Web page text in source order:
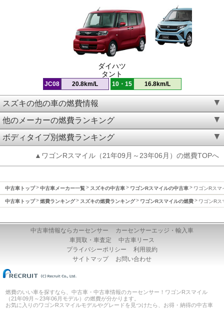
ダイハツ
タント
JC08 20.8km/L 10・15 16.8km/L
スズキの他の車の燃費情報
他のメーカーの燃費ランキング
ボディタイプ別燃費ランキング
▲ワゴンRスマイル（21年09月～23年06月）の燃費TOPへ
中古車トップ 中古車メーカー一覧 スズキの中古車 ワゴンRスマイルの中古車 ワゴンRス
中古車トップ 燃費ランキング スズキの燃費ランキング ワゴンRスマイルの燃費 ワゴンRス
中古車情報ならカーセンサー
カーセンサーエッジ・輸入車
車買取・車査定
中古車リース
プライバシーポリシー
利用規約
サイトマップ
お問い合わせ
燃費のいい車を探すなら、中古車・中古車情報のカーセンサー！ワゴンRスマイル
（21年09月～23年06月モデル）の燃費が分かります。
お気に入りのワゴンRスマイルモデルやグレードを見つけたら、お得・納得の中古車